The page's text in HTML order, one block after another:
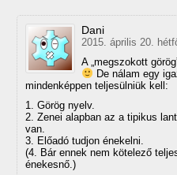
Dani
2015. április 20.
A „megszokott
De nálam egy
mindenképpen teljesülniük kell:
1. Görög nyelv.
2. Zenei alapban az a tipikus
van.
3. Előadó tudjon énekelni.
(4. Bár ennek nem kötelező
énekesnő.)